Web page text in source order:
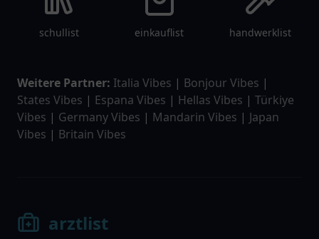
schullist einkauflist handwerklist
Weitere Partner: Italia Vibes | Bonjour Vibes |
States Vibes | Espana Vibes | Hellas Vibes | Türkiye
Vibes | Germany Vibes | Mandarin Vibes | Japan
Vibes | Britain Vibes
arztlist